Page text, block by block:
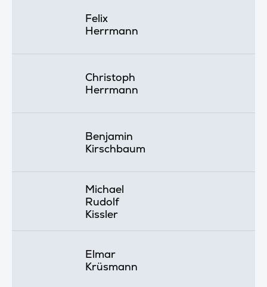
Felix
Herrmann
Christoph
Herrmann
Benjamin
Kirschbaum
Michael
Rudolf
Kissler
Elmar
Krüsmann